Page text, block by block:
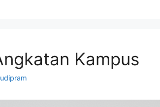
Kampus